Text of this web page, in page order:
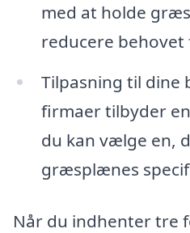
med at holde
reducere
Tilpasning til dine
firmaer tilbyder
du kan vælge en,
græsplænes
Når du indhenter tre